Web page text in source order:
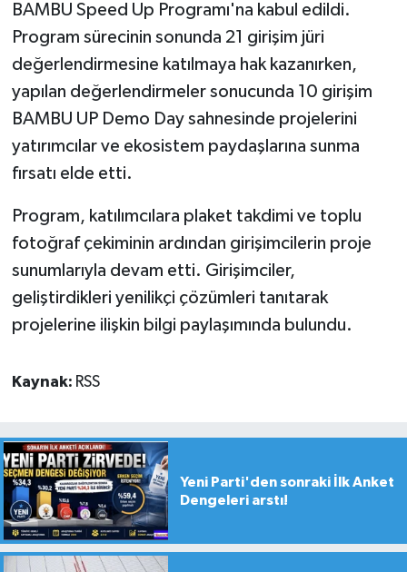
BAMBU Speed Up Programı'na kabul edildi.
Program sürecinin sonunda 21 girişim jüri
değerlendirmesine katılmaya hak kazanırken,
yapılan değerlendirmeler sonucunda 10 girişim
BAMBU UP Demo Day sahnesinde projelerini
yatırımcılar ve ekosistem paydaşlarına sunma
fırsatı elde etti.
Program, katılımcılara plaket takdimi ve toplu
fotoğraf çekiminin ardından girişimcilerin proje
sunumlarıyla devam etti. Girişimciler,
geliştirdikleri yenilikçi çözümleri tanıtarak
projelerine ilişkin bilgi paylaşımında bulundu.
Kaynak: RSS
Yeni Parti'den sonraki İlk Anket
Dengeleri arstı!